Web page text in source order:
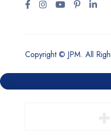
Copyright © JPM. All